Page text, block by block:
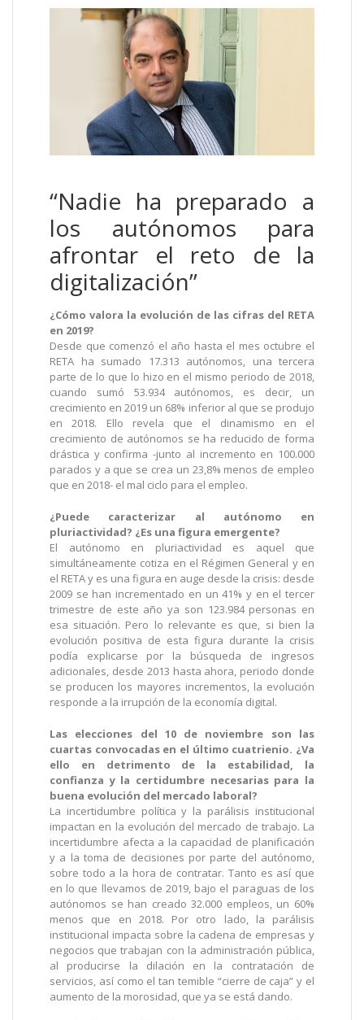
“Nadie ha preparado a
los autónomos para
afrontar el reto de la
digitalización”
¿Cómo valora la evolución de las cifras del RETA
en 2019?
Desde que comenzó el año hasta el mes octubre el
RETA ha sumado 17.313 autónomos, una tercera
parte de lo que lo hizo en el mismo periodo de 2018,
cuando sumó 53.934 autónomos, es decir, un
crecimiento en 2019 un 68% inferior al que se produjo
en 2018. Ello revela que el dinamismo en el
crecimiento de autónomos se ha reducido de forma
drástica y confirma -junto al incremento en 100.000
parados y a que se crea un 23,8% menos de empleo
que en 2018- el mal ciclo para el empleo.
¿Puede caracterizar al autónomo en
pluriactividad? ¿Es una figura emergente?
El autónomo en pluriactividad es aquel que
simultáneamente cotiza en el Régimen General y en
el RETA y es una figura en auge desde la crisis: desde
2009 se han incrementado en un 41% y en el tercer
trimestre de este año ya son 123.984 personas en
esa situación. Pero lo relevante es que, si bien la
evolución positiva de esta figura durante la crisis
podía explicarse por la búsqueda de ingresos
adicionales, desde 2013 hasta ahora, periodo donde
se producen los mayores incrementos, la evolución
responde a la irrupción de la economía digital.
Las elecciones del 10 de noviembre son las
cuartas convocadas en el último cuatrienio. ¿Va
ello en detrimento de la estabilidad, la
confianza y la certidumbre necesarias para la
buena evolución del mercado laboral?
La incertidumbre política y la parálisis institucional
impactan en la evolución del mercado de trabajo. La
incertidumbre afecta a la capacidad de planificación
y a la toma de decisiones por parte del autónomo,
sobre todo a la hora de contratar. Tanto es así que
en lo que llevamos de 2019, bajo el paraguas de los
autónomos se han creado 32.000 empleos, un 60%
menos que en 2018. Por otro lado, la parálisis
institucional impacta sobre la cadena de empresas y
negocios que trabajan con la administración pública,
al producirse la dilación en la contratación de
servicios, así como el tan temible “cierre de caja” y el
aumento de la morosidad, que ya se está dando.